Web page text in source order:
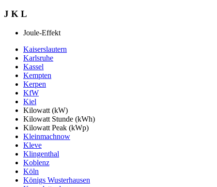
J K L
Joule-Effekt
Kaiserslautern
Karlsruhe
Kassel
Kempten
Kerpen
KfW
Kiel
Kilowatt (kW)
Kilowatt Stunde (kWh)
Kilowatt Peak (kWp)
Kleinmachnow
Kleve
Klingenthal
Koblenz
Köln
Königs Wusterhausen